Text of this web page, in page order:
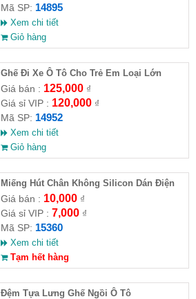
Mã SP: 14895
Xem chi tiết
Giỏ hàng
Ghế Đi Xe Ô Tô Cho Trẻ Em Loại Lớn
56x24x36
Giá bán : 125,000₫
Giá sỉ VIP : 120,000₫
Mã SP: 14952
Xem chi tiết
Giỏ hàng
Miếng Hút Chân Không Silicon Dán Điện
Thoại
Giá bán : 10,000₫
Giá sỉ VIP : 7,000₫
Mã SP: 15360
Xem chi tiết
Tạm hết hàng
Đệm Tựa Lưng Ghế Ngồi Ô Tô